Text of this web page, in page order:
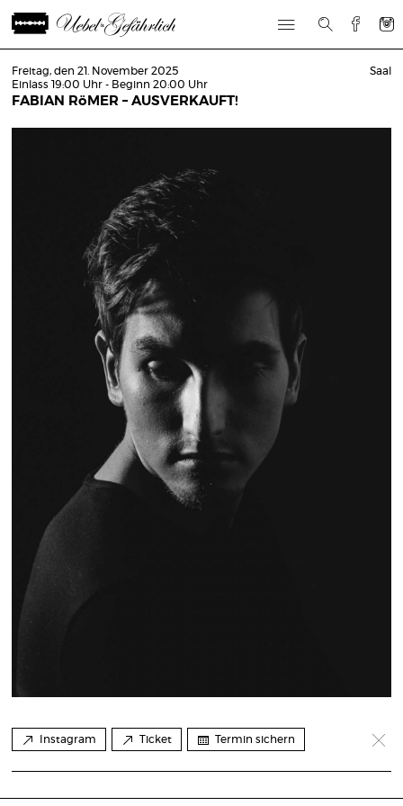
Freitag, den 21. November 2025
Einlass 19:00 Uhr - Beginn 20:00 Uhr
FABIAN RöMER – AUSVERKAUFT!
Saal
Instagram Ticket Termin sichern